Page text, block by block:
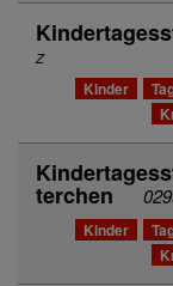
z
Kinder
terchen
Kinder